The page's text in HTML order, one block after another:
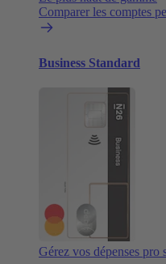
Comparer les comptes
Business Standard
Gérez vos dépenses pro